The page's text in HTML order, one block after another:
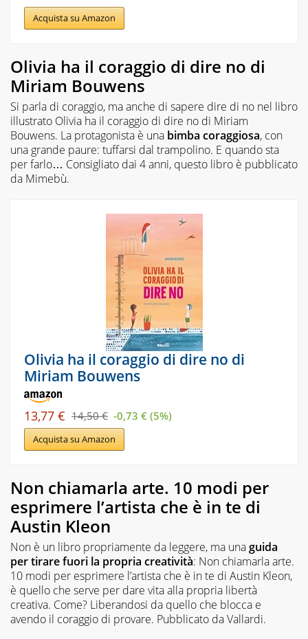
Acquista su Amazon
Olivia ha il coraggio di dire no di
Miriam Bouwens
Si parla di coraggio, ma anche di sapere dire di no nel libro
illustrato Olivia ha il coraggio di dire no di Miriam
Bouwens. La protagonista è una bimba coraggiosa, con
una grande paure: tuffarsi dal trampolino. E quando sta
per farlo… Consigliato dai 4 anni, questo libro è pubblicato
da Mimebù.
Olivia ha il coraggio di dire no di
Miriam Bouwens
13,77 € 14,50 € -0,73 € (5%)
Acquista su Amazon
Non chiamarla arte. 10 modi per
esprimere l’artista che è in te di
Austin Kleon
Non è un libro propriamente da leggere, ma unaguida
per tirare fuori la propria creatività: Non chiamarla arte.
10 modi per esprimere l’artista che è in te di Austin Kleon,
è quello che serve per dare vita alla propria libertà
creativa. Come? Liberandosi da quello che blocca e
avendo il coraggio di provare. Pubblicato da Vallardi.